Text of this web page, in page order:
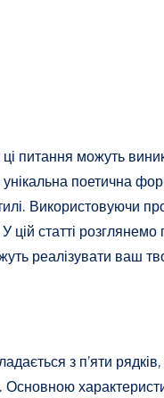
питання можуть
поетична
Використовуючи
цій статті
реалізувати ваш
з п’яти